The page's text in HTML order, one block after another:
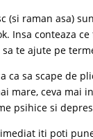
(si raman asa)
Insa conteaza
te ajute pe
ca sa scape de
mare, ceva mai
psihice si
iti poti